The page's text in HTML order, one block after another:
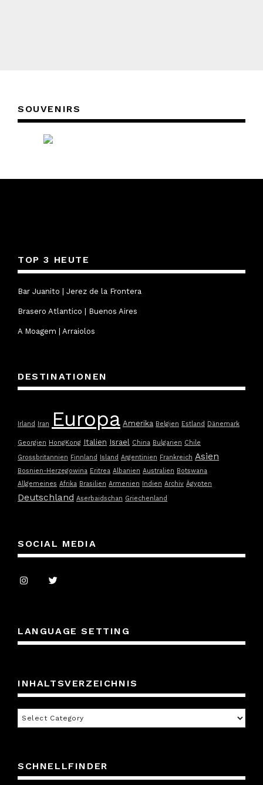
SOUVENIRS
TOP 3 HEUTE
Bar Juanito | Jerez de la Frontera
Brasero Atlantico | Buenos Aires
A Moagem | Arraiolos
DESTINATIONEN
Irland Iran Europa Amerika Belgien Estland Dänemark
Georgien HongKong Italien Israel China Bulgarien Chile
Grossbritannien Finnland Island Argentinien Frankreich Asien
Bosnien-Herzegowina Eritrea Albanien Australien Botswana
Allgemeines Afrika Brasilien Armenien Indien Archiv Ägypten
Deutschland Aserbaidschan Griechenland
SOCIAL MEDIA
LANGUAGE SETTING
INHALTSVERZEICHNIS
Inhaltsverzeichnis
SCHNELLFINDER